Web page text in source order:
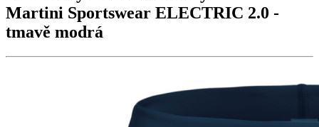
Martini Sportswear ELECTRIC 2.0 -
tmavě modrá